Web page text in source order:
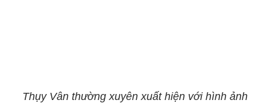
Thụy Vân thường xuyên xuất hiện với hình ảnh